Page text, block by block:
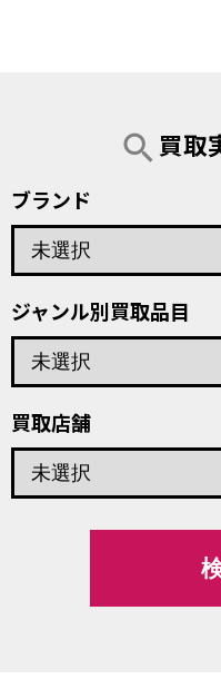
search買取
ブランド
ジャンル別買取品目
買取店舗